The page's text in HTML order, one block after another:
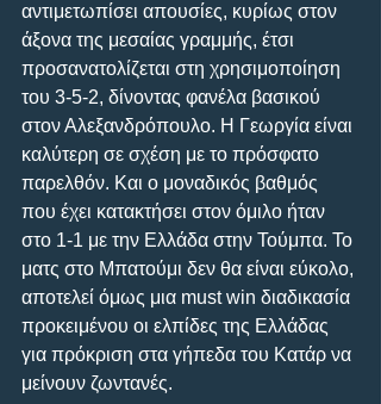
αντιμετωπίσει απουσίες, κυρίως στον
άξονα της μεσαίας γραμμής, έτσι
προσανατολίζεται στη χρησιμοποίηση
του 3-5-2, δίνοντας φανέλα βασικού
στον Αλεξανδρόπουλο. Η Γεωργία είναι
καλύτερη σε σχέση με το πρόσφατο
παρελθόν. Και ο μοναδικός βαθμός
που έχει κατακτήσει στον όμιλο ήταν
στο 1-1 με την Ελλάδα στην Τούμπα. Το
ματς στο Μπατούμι δεν θα είναι εύκολο,
αποτελεί όμως μια must win διαδικασία
προκειμένου οι ελπίδες της Ελλάδας
για πρόκριση στα γήπεδα του Κατάρ να
μείνουν ζωντανές.